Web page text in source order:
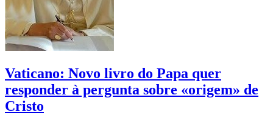
Vaticano: Novo livro do Papa quer
responder à pergunta sobre «origem» de
Cristo